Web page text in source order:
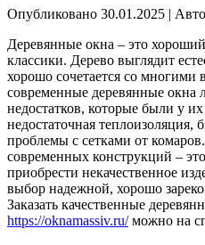
Опубликовано 30.01.2025 |
Деревянные окна – это
классики. Дерево выглядит
хорошо сочетается со многими
современные деревянные окна
недостатков, которые были у
недостаточная теплоизоляция,
проблемы с сетками от
современных конструкций –
приобрести некачественное
выбор надежной, хорошо
Заказать качественные
https://oknamassiv.ru/можно на